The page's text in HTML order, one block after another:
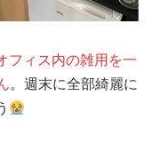
フィス内の雑用を一
。週末に全部綺麗に